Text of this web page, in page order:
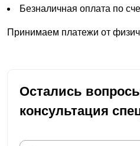
Безналичная оплата по
Принимаем платежи от
Остались
консультация